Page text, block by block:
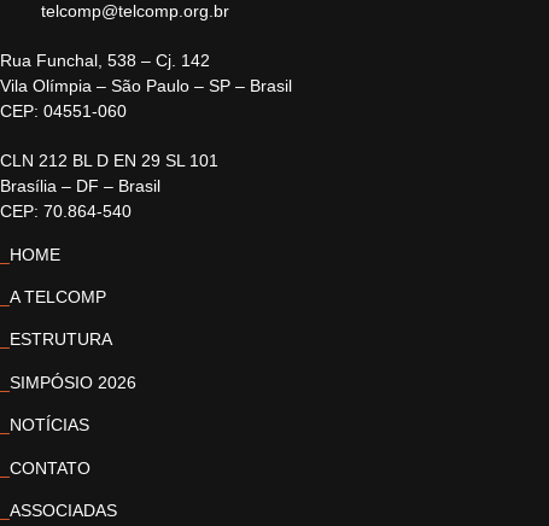
telcomp@telcomp.org.br
Rua Funchal, 538 – Cj. 142
Vila Olímpia – São Paulo – SP – Brasil
CEP: 04551-060
CLN 212 BL D EN 29 SL 101
Brasília – DF – Brasil
CEP: 70.864-540
HOME
A TELCOMP
ESTRUTURA
SIMPÓSIO 2026
NOTÍCIAS
CONTATO
ASSOCIADAS